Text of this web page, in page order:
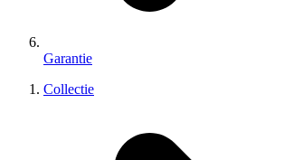
Garantie
Collectie